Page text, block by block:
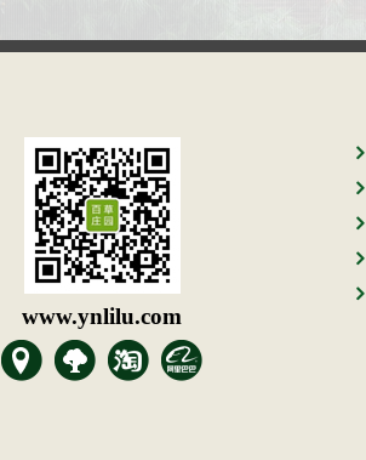
www.ynlilu.com